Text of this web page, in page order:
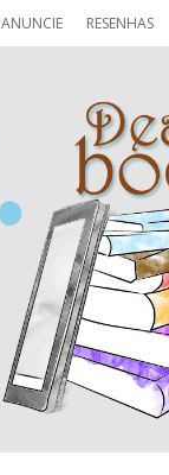
ANUNCIE RESENHAS